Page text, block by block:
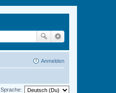
Anmelden
Sprache: